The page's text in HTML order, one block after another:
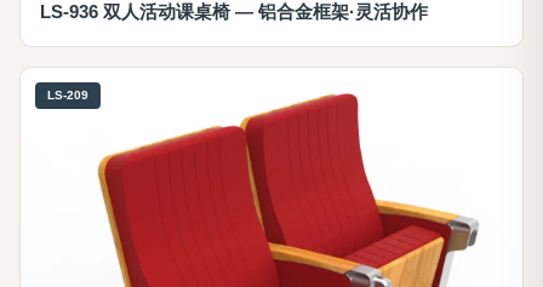
LS-936 双人活动课桌椅 — 铝合金框架·灵活协作
LS-209